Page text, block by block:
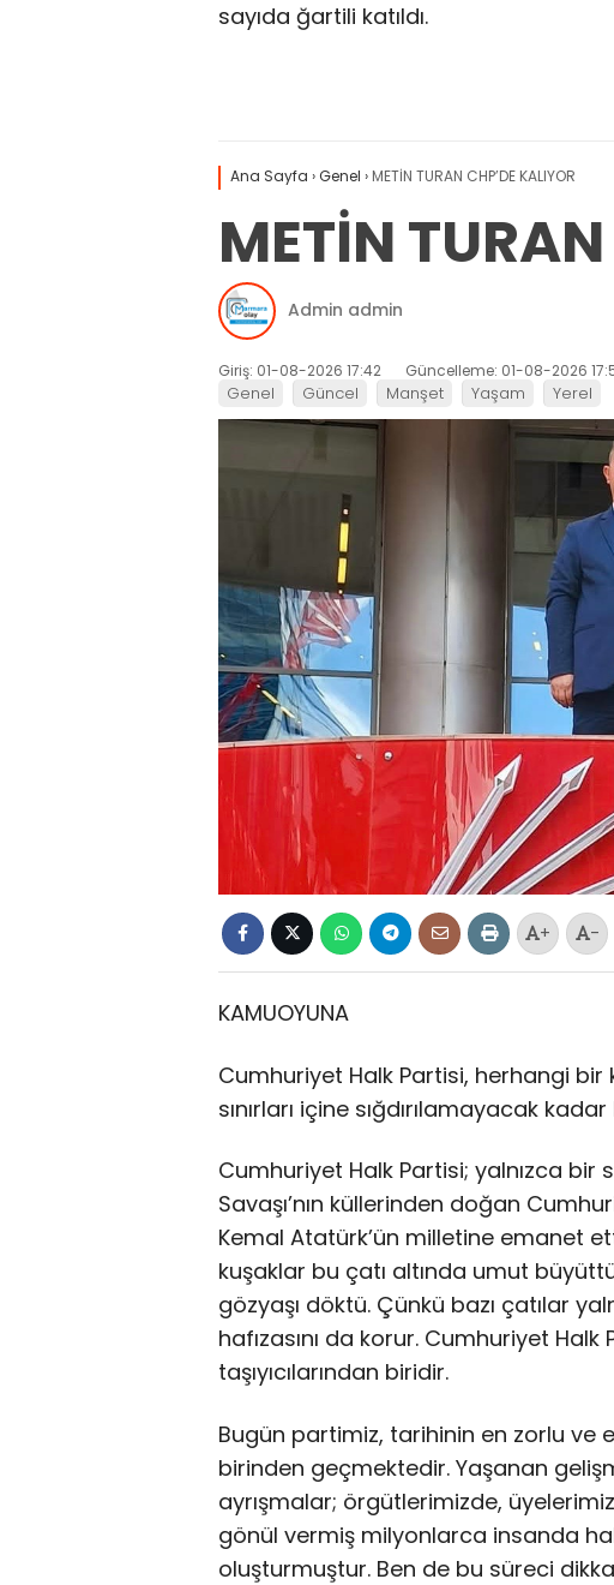
sayıda ğartili katıldı.
Ana Sayfa ›Genel › METİN TURAN CHP’DE KALIYOR
METİN
Admin admin
Giriş: 01-08-2026 17:42 Güncelleme: 01-08-2026
Genel Güncel Manşet Yaşam Yerel
+ -
KAMUOYUNA
Cumhuriyet Halk Partisi, herhangi
sınırları içine sığdırılamayacak
Cumhuriyet Halk Partisi; yalnızca bir
Savaşı’nın küllerinden doğan
Kemal Atatürk’ün milletine emanet
kuşaklar bu çatı altında umut
gözyaşı döktü. Çünkü bazı çatılar
hafızasını da korur. Cumhuriyet
taşıyıcılarından biridir.
Bugün partimiz, tarihinin en zorlu ve
birinden geçmektedir. Yaşanan
ayrışmalar; örgütlerimizde,
gönül vermiş milyonlarca insanda
oluşturmuştur. Ben de bu süreci